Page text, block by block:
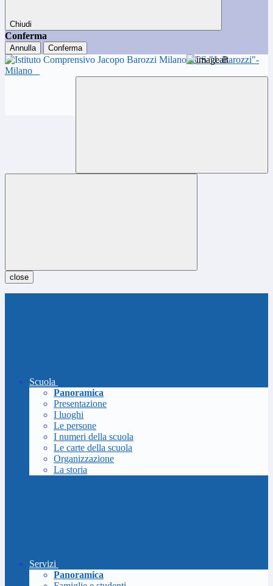
Chiudi
Conferma
Annulla Conferma
ICS "J. Barozzi"-
Milano
close
Scuola
Panoramica
Presentazione
I luoghi
Le persone
I numeri della scuola
Le carte della scuola
Organizzazione
La storia
Servizi
Panoramica